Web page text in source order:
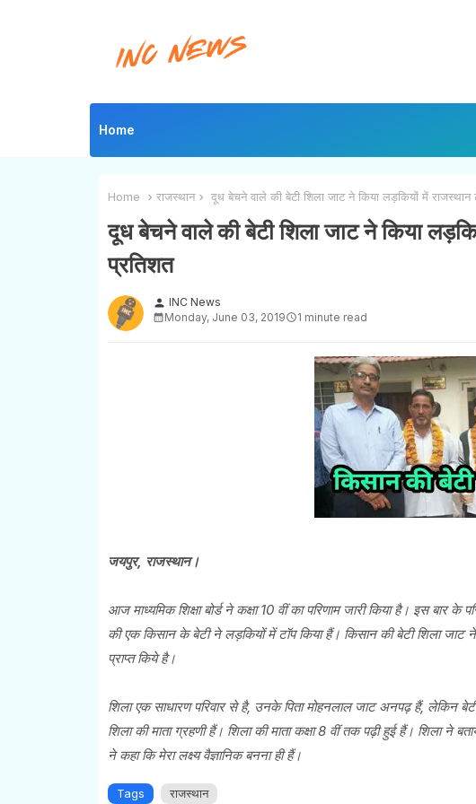
Home
Home राजस्थान दूध बेचने वाले की बेटी शिला जाट ने किया लड़कियों में राजस्थान
दूध बेचने वाले की बेटी शिला जाट ने किया
प्रतिशत
person INC News
Monday, June 03, 2019
1 minute read
जयपुर, राजस्थान।
आज माध्यमिक शिक्षा बोर्ड ने कक्षा 10 वीं का परिणाम जारी किया है। इस बार
की एक किसान के बेटी ने लड़कियों में टॉप किया हैं। किसान की बेटी शिला
प्राप्त किये है।
शिला एक साधारण परिवार से है, उनके पिता मोहनलाल जाट अनपढ़ हैं, लेकिन
शिला की माता ग्रहणी हैं। शिला की माता कक्षा 8 वीं तक पढ़ी हुई हैं। शिला
ने कहा कि मेरा लक्ष्य वैज्ञानिक बनना ही हैं।
Tags राजस्थान